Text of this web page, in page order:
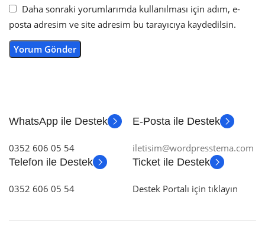
Daha sonraki yorumlarımda kullanılması için adım, e-
posta adresim ve site adresim bu tarayıcıya kaydedilsin.
WhatsApp ile Destek
0352 606 05 54
E-Posta ile Destek
iletisim@wordpresstema.com
Telefon ile Destek
0352 606 05 54
Ticket ile Destek
Destek Portalı için tıklayın